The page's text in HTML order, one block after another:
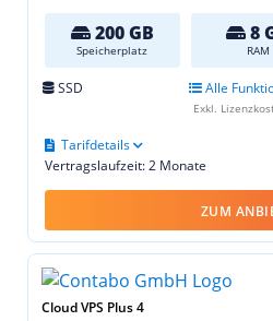
200 GB
Speicherplatz
8
RAM
SSD Alle
Vertragslaufzeit: 2 Monate
Tarifdetails
Exkl.
ZUM
Cloud VPS Plus 4